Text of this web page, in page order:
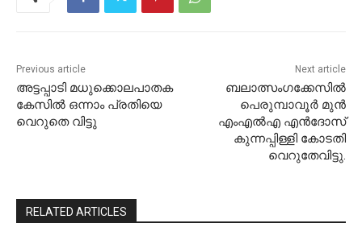
Previous article
അട്ടപ്പാടി മധുക്കൊലപാതക
കേസിൽ ഒന്നാം പ്രതിയെ
വെറുതെ വിട്ടു
Next article
ബലാത്സംഗക്കേസിൽ
പെരുമ്പാവൂര്‍ മുന്‍
എംഎല്‍എ എന്‍ദോസ്
കുന്നപ്പിള്ളി കോടതി
വെറുതേവിട്ടു.
RELATED ARTICLES